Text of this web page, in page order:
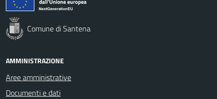
Comune di Santena
AMMINISTRAZIONE
Aree amministrative
Documenti e dati